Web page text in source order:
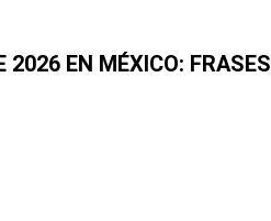
2026 EN MÉXICO: FRASES